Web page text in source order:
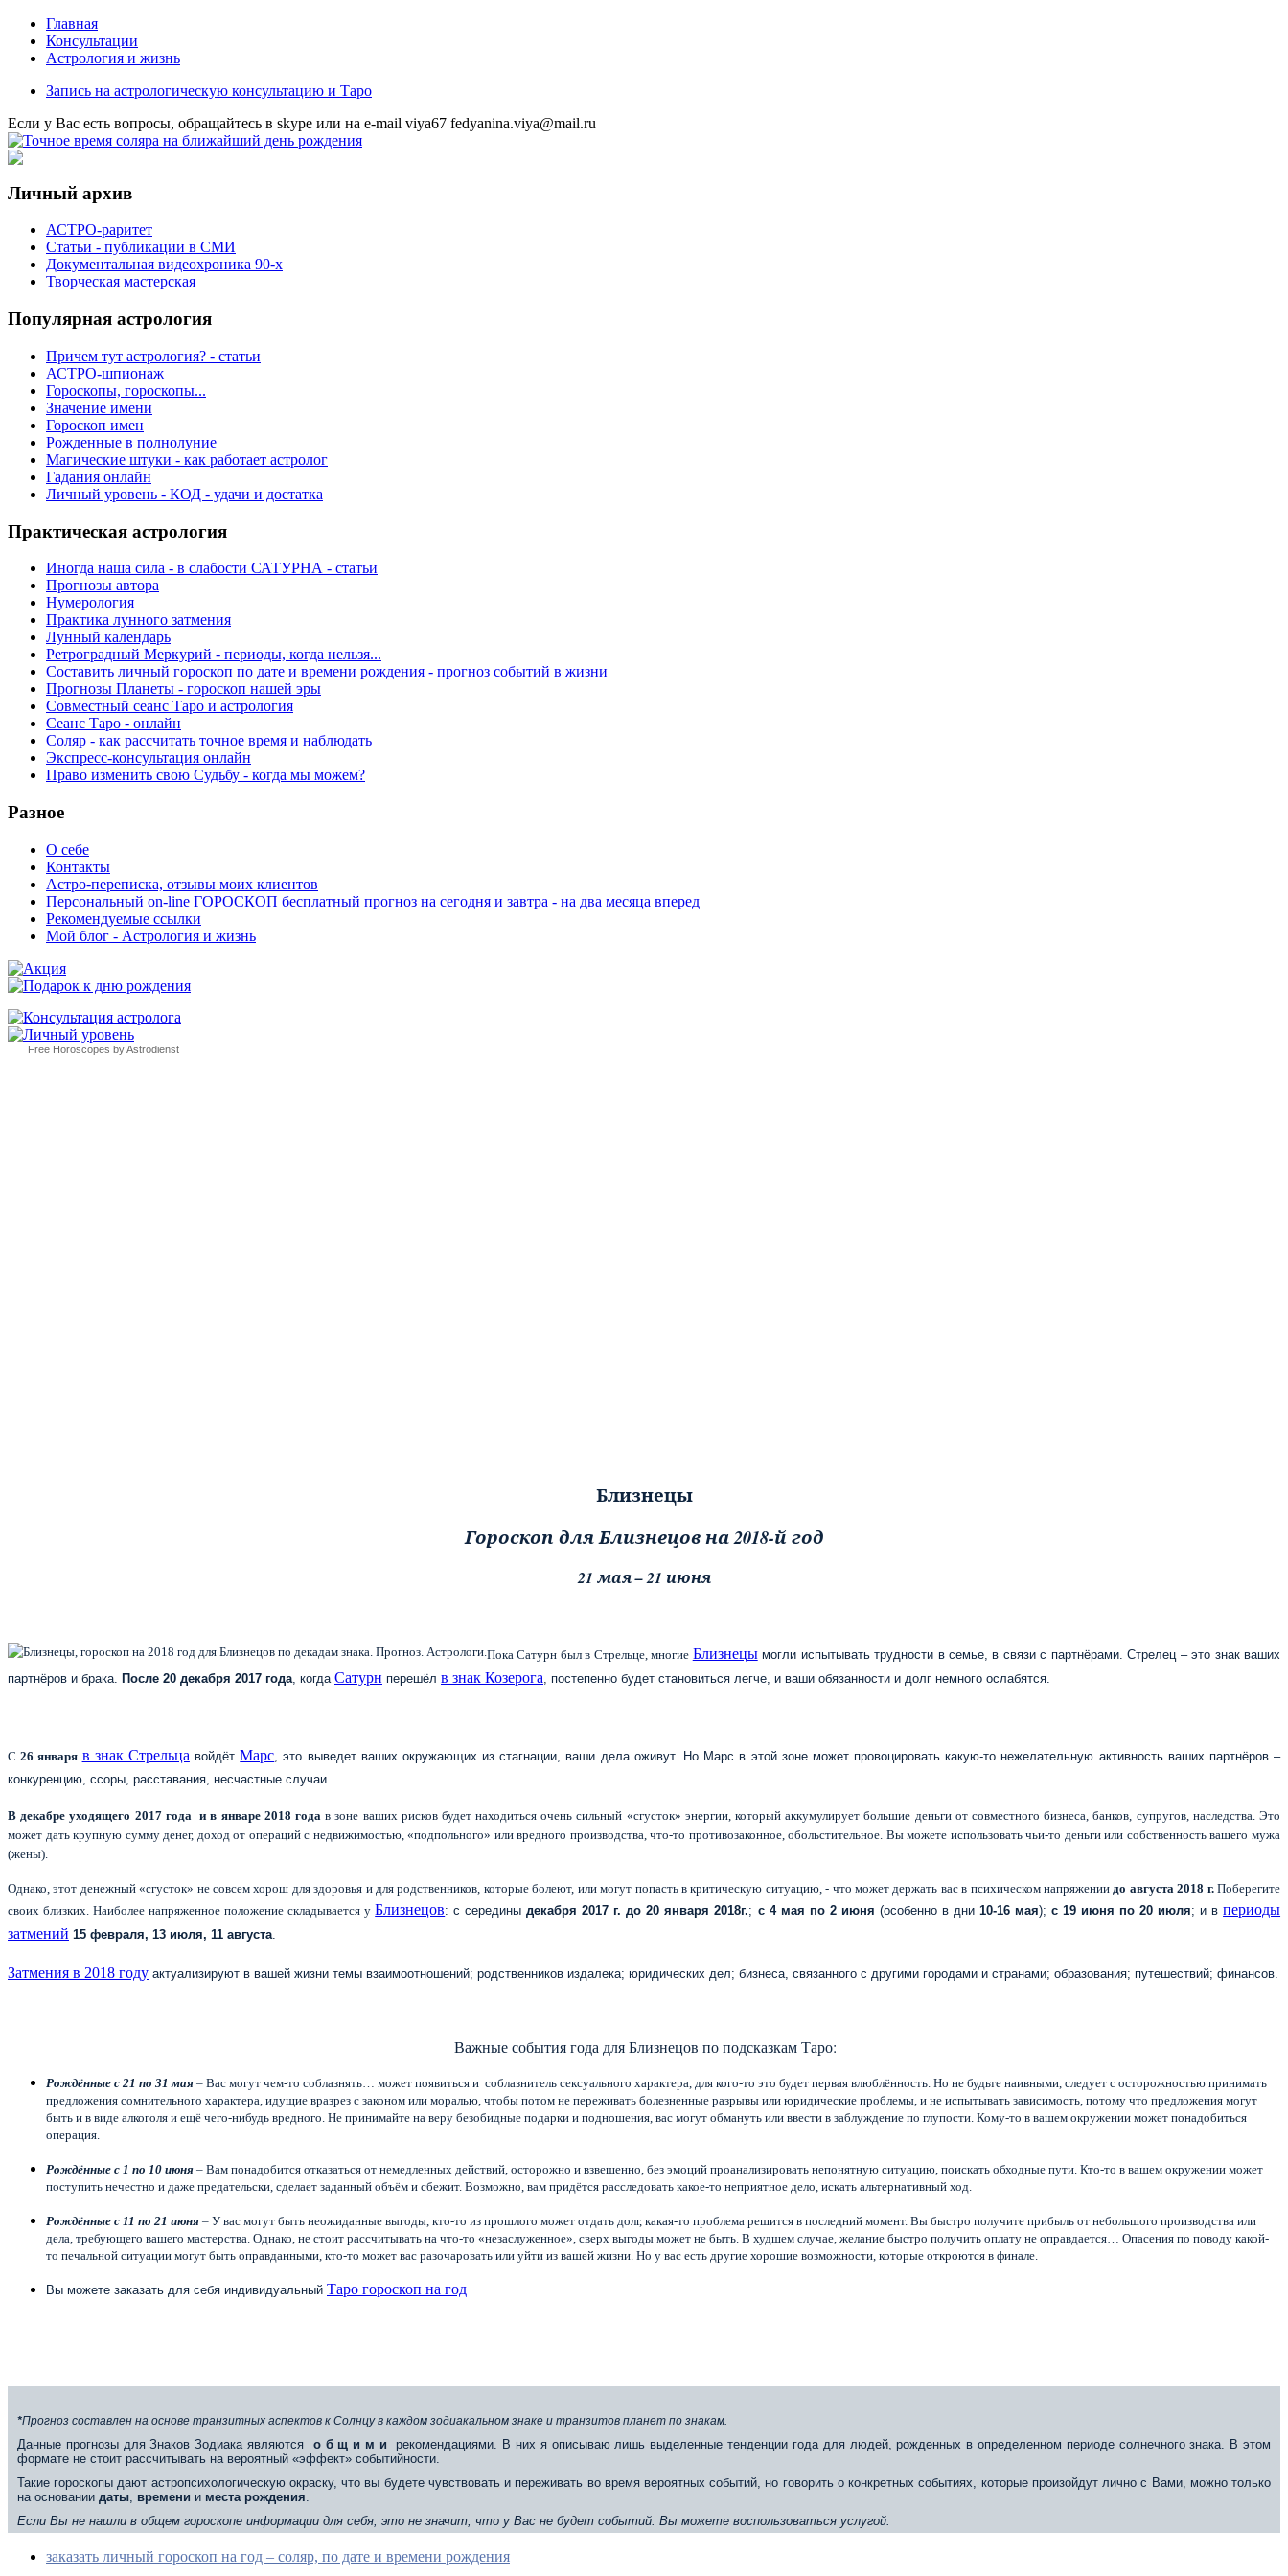
Главная
Консультации
Астрология и жизнь
Запись на астрологическую консультацию и Таро
Eсли у Вас есть вопросы, обращайтесь в skype или на e-mail viya67 fedyanina.viya@mail.ru
Личный архив
АСТРО-раритет
Cтатьи - публикации в СМИ
Документальная видеохроника 90-х
Творческая мастерская
Популярная астрология
Причем тут астрология? - статьи
АСТРО-шпионаж
Гороскопы, гороскопы...
Значение имени
Гороскоп имен
Рожденные в полнолуние
Магические штуки - как работает астролог
Гадания онлайн
Личный уровень - КОД - удачи и достатка
Практическая астрология
Иногда наша сила - в слабости САТУРНА - статьи
Прогнозы автора
Нумерология
Практика лунного затмения
Лунный календарь
Ретроградный Меркурий - периоды, когда нельзя...
Составить личный гороскоп по дате и времени рождения - прогноз событий в жизни
Прогнозы Планеты - гороскоп нашей эры
Совместный сеанс Таро и астрология
Сеанс Таро - онлайн
Соляр - как рассчитать точное время и наблюдать
Экспресс-консультация онлайн
Право изменить свою Судьбу - когда мы можем?
Разное
О себе
Контакты
Астро-переписка, отзывы моих клиентов
Персональный on-line ГОРОСКОП бесплатный прогноз на сегодня и завтра - на два месяца вперед
Рекомендуемые ссылки
Мой блог - Астрология и жизнь
Free Horoscopes by Astrodienst
Близнецы
Гороскоп для Близнецов на 2018-й год
21 мая – 21 июня
Пока Сатурн был в Стрельце, многие Близнецымогли испытывать трудности в семье, в связи с партнёрами. Стрелец – это знак ваших
партнёров и брака.
После 20 декабря 2017 года , когда Сатурн перешёл в знак Козерога , постепенно будет становиться легче, и ваши обязанности и долг немного ослабятся.
С26 января в знак Стрельца войдёт Марс , это выведет ваших окружающих из стагнации, ваши дела оживут. Но Марс в этой зоне может провоцировать какую-то нежелательную активность ваших партнёров –
конкуренцию, ссоры, расставания, несчастные случаи.
В декабре уходящего 2017 года и в январе 2018 года в зоне ваших рисков будет находиться очень сильный «сгусток» энергии, который аккумулирует большие деньги от совместного бизнеса, банков, супругов, наследства. Это
может дать крупную сумму денег, доход от операций с недвижимостью, «подпольного» или вредного производства, что-то противозаконное, обольстительное. Вы можете использовать чьи-то деньги или собственность вашего мужа
(жены).
Однако, этот денежный «сгусток» не совсем хорош для здоровья и для родственников, которые болеют, или могут попасть в критическую ситуацию, - что может держать вас в психическом напряжении до августа 2018 г.Поберегите
своих близких. Наиболее напряженное положение складывается у Близнецов: с серединыдекабря 2017 г. до 20 января 2018г.; с 4 мая по 2 июня (особенно в дни 10-16 мая); с 19 июня по 20 июля; и впериоды
затмений 15 февраля, 13 июля, 11 августа
Затмения в 2018 году актуализируют в вашей жизни темы взаимоотношений; родственников издалека; юридических дел; бизнеса, связанного с другими городами и странами; образования; путешествий; финансов.
Важные события года для Близнецов по подсказкам Таро:
Рождённые с 21 по 31 мая – Вас могут чем-то соблазнять… может появиться и соблазнитель сексуального характера, для кого-то это будет первая влюблённость. Но не будьте наивными, следует с осторожностью принимать
предложения сомнительного характера, идущие вразрез с законом или моралью, чтобы потом не переживать болезненные разрывы или юридические проблемы, и не испытывать зависимость, потому что предложения могут
быть и в виде алкоголя и ещё чего-нибудь вредного. Не принимайте на веру безобидные подарки и подношения, вас могут обмануть или ввести в заблуждение по глупости. Кому-то в вашем окружении может понадобиться
операция.
Рождённые с 1 по 10 июня – Вам понадобится отказаться от немедленных действий, осторожно и взвешенно, без эмоций проанализировать непонятную ситуацию, поискать обходные пути. Кто-то в вашем окружении может
поступить нечестно и даже предательски, сделает заданный объём и сбежит. Возможно, вам придётся расследовать какое-то неприятное дело, искать альтернативный ход.
Рождённые с 11 по 21 июня – У вас могут быть неожиданные выгоды, кто-то из прошлого может отдать долг, какая-то проблема решится в последний момент. Вы быстро получите прибыль от небольшого производства или
дела, требующего вашего мастерства. Однако, не стоит рассчитывать на что-то «незаслуженное», сверх выгоды может не быть. В худшем случае, желание быстро получить оплату не оправдается… Опасения по поводу какой-
то печальной ситуации могут быть оправданными, кто-то может вас разочаровать или уйти из вашей жизни. Но у вас есть другие хорошие возможности, которые откроются в финале.
Вы можете заказать для себя индивидуальный Таро гороскоп на год
*Прогноз составлен на основе транзитных аспектов к Солнцу в каждом зодиакальном знаке и транзитов планет по знакам.
Данные прогнозы для Знаков Зодиака являются о б щ и м ирекомендациями. В них я описываю лишь выделенные тенденции года для людей, рожденных в определенном периоде солнечного знака. В этом
формате не стоит рассчитывать на вероятный «эффект» событийности.
Такие гороскопы дают астропсихологическую окраску, что вы будете чувствовать и переживать во время вероятных событий, но говорить о конкретных событиях, которые произойдут лично с Вами, можно только
на основании даты времени и места рождения
Если Вы не нашли в общем гороскопе информации для себя, это не значит, что у Вас не будет событий. Вы можете воспользоваться услугой:
заказать личный гороскоп на год – соляр, по дате и времени рождения